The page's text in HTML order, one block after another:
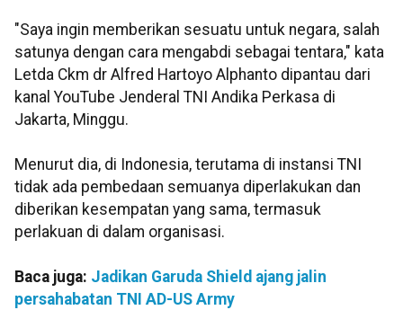
"Saya ingin memberikan sesuatu untuk negara, salah
satunya dengan cara mengabdi sebagai tentara," kata
Letda Ckm dr Alfred Hartoyo Alphanto dipantau dari
kanal YouTube Jenderal TNI Andika Perkasa di
Jakarta, Minggu.
Menurut dia, di Indonesia, terutama di instansi TNI
tidak ada pembedaan semuanya diperlakukan dan
diberikan kesempatan yang sama, termasuk
perlakuan di dalam organisasi.
Baca juga: Jadikan Garuda Shield ajang jalin
persahabatan TNI AD-US Army